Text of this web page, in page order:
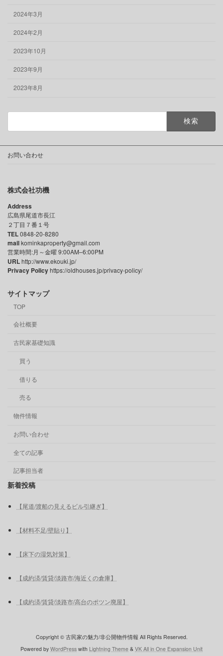
2024年3月
2024年2月
2023年10月
2023年9月
2023年8月
検
お問い合わせ
株式会社功機
Address
広島県尾道市長江
２丁目７番１号
TEL0848-20-8280
mailkominkaproperty@gmail.com
営業時間:月～金曜 9:00AM–6:00PM
URLhttp://www.ekouki.jp/
Privacy Policyhttps://oldhouses.jp/privacy-policy/
サイトマップ
TOP
会社概要
古民家基礎知識
買う
借りる
売る
物件情報
お問い合わせ
全ての記事
記事担当者
新着投稿
【尾道/渡船の見えるビル引継ぎ】
【材料不足/壁貼り】
【床下の湿気対策】
【成約済/賃貸/淡路市/海近くの倉庫】
【成約済/賃貸/淡路市/高台のポツン廃屋】
Copyright © 古民家の魅力/非公開物件情報 All Rights Reserved.
Powered by WordPress with Lightning Theme & VK All in One Expansion Unit